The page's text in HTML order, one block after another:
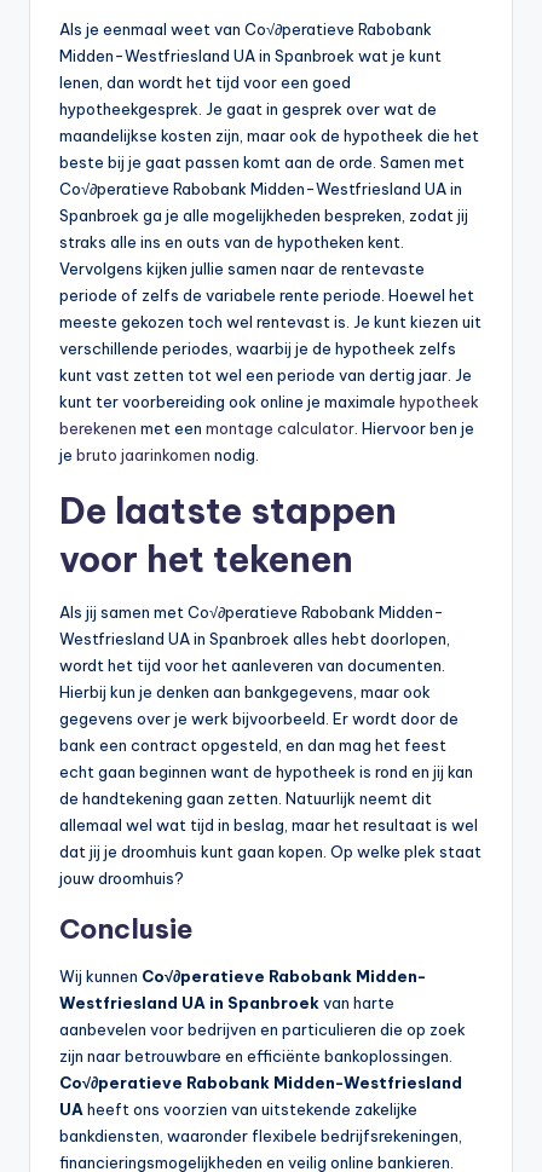
Als je eenmaal weet van Co√∂peratieve Rabobank
Midden-Westfriesland UA in Spanbroek wat je kunt
lenen, dan wordt het tijd voor een goed
hypotheekgesprek. Je gaat in gesprek over wat de
maandelijkse kosten zijn, maar ook de hypotheek die het
beste bij je gaat passen komt aan de orde. Samen met
Co√∂peratieve Rabobank Midden-Westfriesland UA in
Spanbroek ga je alle mogelijkheden bespreken, zodat jij
straks alle ins en outs van de hypotheken kent.
Vervolgens kijken jullie samen naar de rentevaste
periode of zelfs de variabele rente periode. Hoewel het
meeste gekozen toch wel rentevast is. Je kunt kiezen uit
verschillende periodes, waarbij je de hypotheek zelfs
kunt vast zetten tot wel een periode van dertig jaar. Je
kunt ter voorbereiding ook online je maximale hypotheek
berekenen met een montage calculator . Hiervoor ben je
je bruto jaarinkomen nodig.
De laatste stappen
voor het tekenen
Als jij samen met Co√∂peratieve Rabobank Midden-
Westfriesland UA in Spanbroek alles hebt doorlopen,
wordt het tijd voor het aanleveren van documenten.
Hierbij kun je denken aan bankgegevens, maar ook
gegevens over je werk bijvoorbeeld. Er wordt door de
bank een contract opgesteld, en dan mag het feest
echt gaan beginnen want de hypotheek is rond en jij kan
de handtekening gaan zetten. Natuurlijk neemt dit
allemaal wel wat tijd in beslag, maar het resultaat is wel
dat jij je droomhuis kunt gaan kopen. Op welke plek staat
jouw droomhuis?
Conclusie
Wij kunnen Co√∂peratieve Rabobank Midden-
Westfriesland UA in Spanbroekvan harte
aanbevelen voor bedrijven en particulieren die op zoek
zijn naar betrouwbare en efficiënte bankoplossingen.
Co√∂peratieve Rabobank Midden-Westfriesland
UA heeft ons voorzien van uitstekende zakelijke
bankdiensten, waaronder flexibele bedrijfsrekeningen,
financieringsmogelijkheden en veilig online bankieren.